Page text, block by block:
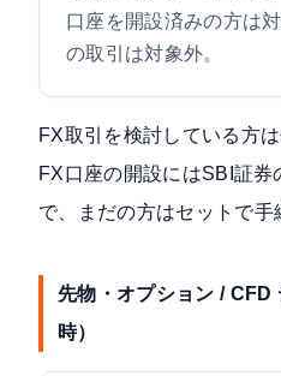
口座を開設済みの方は
の取引は対象外。
FX取引を検討している方
FX口座の開設にはSBI証券
で、まだの方はセットで手
先物・オプション / CFD
時）